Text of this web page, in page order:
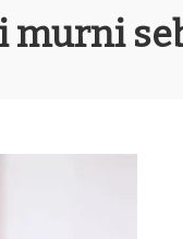
murni